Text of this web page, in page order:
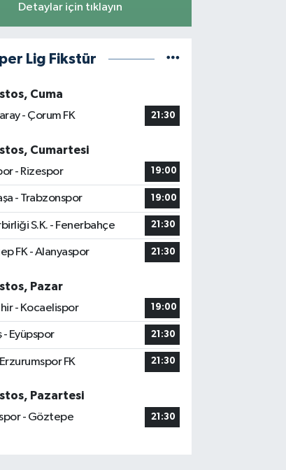
Detaylar için tıklayın
Lig Fikstür
Cuma
- Çorum FK
21:30
Cumartesi
- Rizespor
19:00
- Trabzonspor 19:00
S.K. - Fenerbahçe 21:30
FK - Alanyaspor 21:30
Pazar
- Kocaelispor
19:00
- Eyüpspor 21:30
FK 21:30
Pazartesi
- Göztepe
21:30